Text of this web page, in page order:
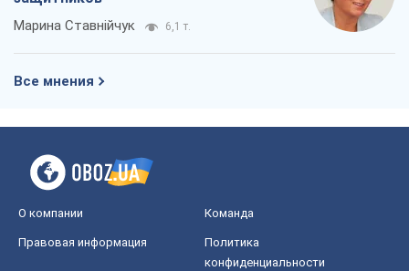
Марина Ставнійчук 6,1 т.
Все мнения
О компании Команда
Правовая информация
Политика
конфиденциальности